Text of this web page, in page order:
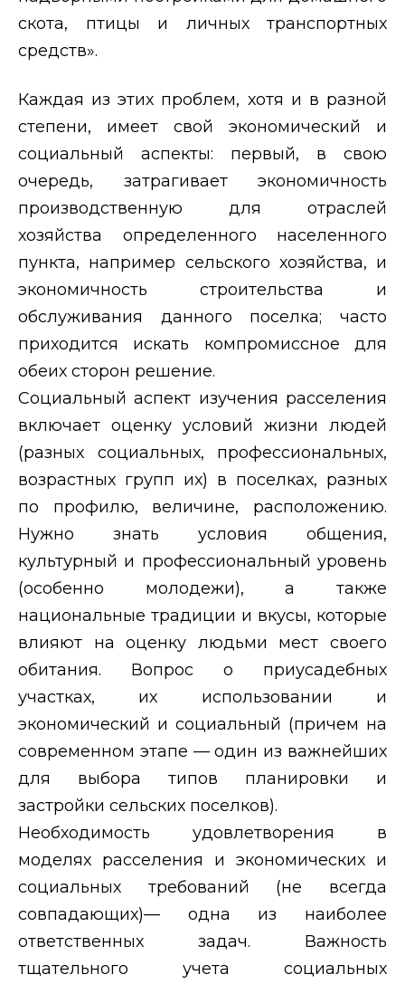
скота, птицы и личных транспортных
средств».
Каждая из этих проблем, хотя и в разной
степени, имеет свой экономический и
социальный аспекты: первый, в свою
очередь, затрагивает экономичность
производственную для отраслей
хозяйства определенного населенного
пункта, например сельского хозяйства, и
экономичность строительства и
обслуживания данного поселка; часто
приходится искать компромиссное для
обеих сторон решение.
Социальный аспект изучения расселения
включает оценку условий жизни людей
(разных социальных, профессиональных,
возрастных групп их) в поселках, разных
по профилю, величине, расположению.
Нужно знать условия общения,
культурный и профессиональный уровень
(особенно молодежи), а также
национальные традиции и вкусы, которые
влияют на оценку людьми мест своего
обитания. Вопрос о приусадебных
участках, их использовании и
экономический и социальный (причем на
современном этапе — один из важнейших
для выбора типов планировки и
застройки сельских поселков).
Необходимость удовлетворения в
моделях расселения и экономических и
социальных требований (не всегда
совпадающих)— одна из наиболее
ответственных задач. Важность
тщательного учета социальных